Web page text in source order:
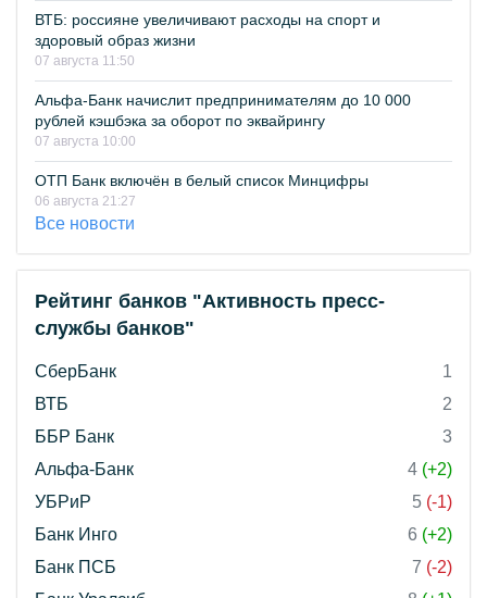
ВТБ: россияне увеличивают расходы на спорт и
здоровый образ жизни
07 августа 11:50
Альфа-Банк начислит предпринимателям до 10 000
рублей кэшбэка за оборот по эквайрингу
07 августа 10:00
ОТП Банк включён в белый список Минцифры
06 августа 21:27
Все новости
Рейтинг банков "Активность пресс-
службы банков"
СберБанк
1
ВТБ
2
ББР Банк
3
Альфа-Банк
4 (+2)
УБРиР
5 (-1)
Банк Инго
6 (+2)
Банк ПСБ
7 (-2)